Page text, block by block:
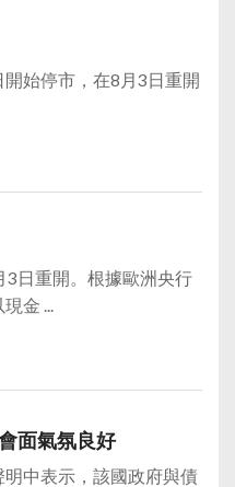
開始停市，在8月3日重開
日重開。根據歐洲央行
金 ...
面氣氛良好
中表示，該國政府與債